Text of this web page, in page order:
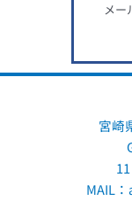
メー
宮崎
MAIL：